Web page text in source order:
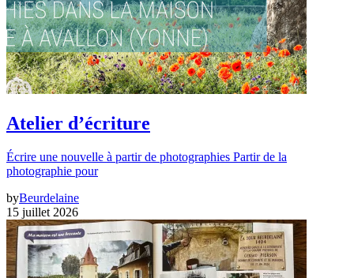
Atelier d’écriture
Écrire une nouvelle à partir de photographies Partir de la
photographie pour
byBeurdelaine
15 juillet 2026